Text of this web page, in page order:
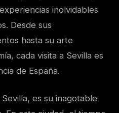
inolvidables
Desde sus
hasta su arte
cada visita a Sevilla es
de España.
es su inagotable